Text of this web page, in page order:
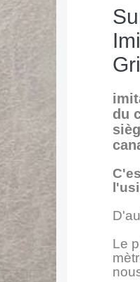
du
Le